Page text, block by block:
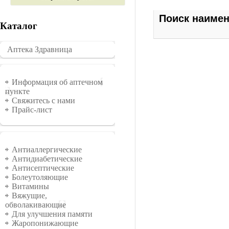
Каталог
�������
Аптека Здравница
Информация
Информация об аптечном
пункте
Свяжитесь с нами
Прайс-лист
Группы
Антиаллергические
Антидиабетические
Антисептические
Болеутоляющие
Витамины
Вяжущие,
обволакивающие
Для улучшения памяти
Жаропонижающие
Поиск